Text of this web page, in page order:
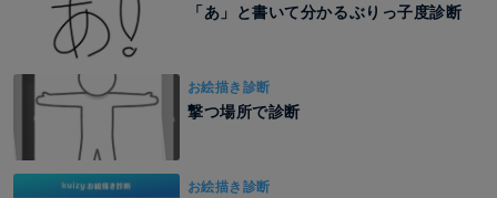
「あ」と書いて分かるぶりっ子度診断
お絵描き診断
撃つ場所で診断
お絵描き診断